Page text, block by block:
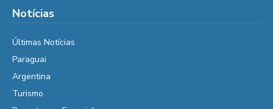
Notícias
Últimas Notícias
Paraguai
Argentina
Turismo